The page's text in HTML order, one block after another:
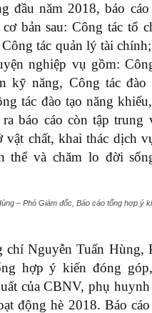
đầu năm 2018, báo
bản sau: Công tác tổ
tác quản lý tài
nghiệp vụ gồm:
kỹ năng, Công tác đào
tác đào tạo năng
báo cáo còn tập trung
vật chất, khai thác dịch
thể và chăm lo đời
– Phó Giám đốc, Báo cáo tổng hợp ý
chí Nguyễn Tuấn Hùng,
hợp ý kiến đóng
của CBNV, phụ
động hè 2018. Báo